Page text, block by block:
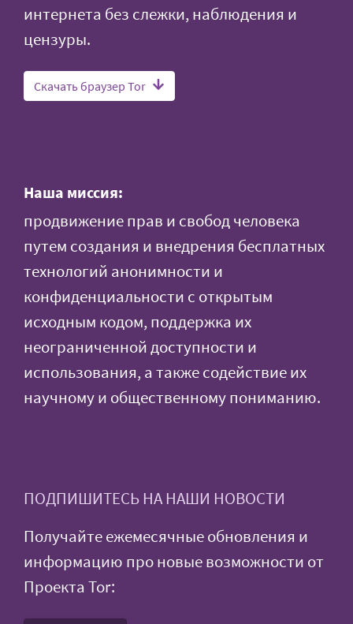
интернета без слежки, наблюдения и
цензуры.
Скачать браузер Tor
Наша миссия:
продвижение прав и свобод человека
путем создания и внедрения бесплатных
технологий анонимности и
конфиденциальности с открытым
исходным кодом, поддержка их
неограниченной доступности и
использования, а также содействие их
научному и общественному пониманию.
ПОДПИШИТЕСЬ НА НАШИ НОВОСТИ
Получайте ежемесячные обновления и
информацию про новые возможности от
Проекта Tor: